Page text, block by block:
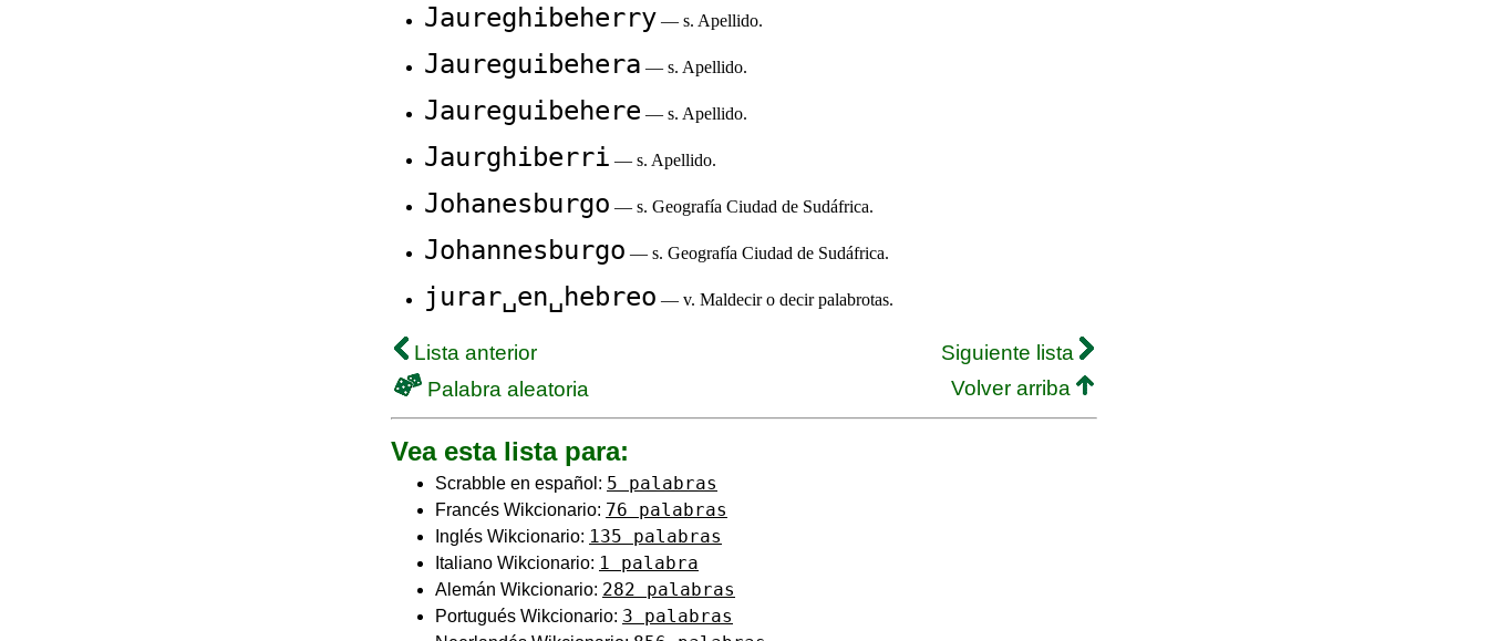
Jaureghibeherry — s. Apellido.
Jaureguibehera — s. Apellido.
Jaureguibehere — s. Apellido.
Jaurghiberri — s. Apellido.
Johanesburgo — s. Geografía Ciudad de Sudáfrica.
Johannesburgo — s. Geografía Ciudad de Sudáfrica.
jurar␣en␣hebreo — v. Maldecir o decir palabrotas.
Lista anterior
Siguiente lista
Palabra aleatoria
Volver arriba
Vea esta lista para:
Scrabble en español: 5 palabras
Francés Wikcionario: 76 palabras
Inglés Wikcionario: 135 palabras
Italiano Wikcionario: 1 palabra
Alemán Wikcionario: 282 palabras
Portugués Wikcionario: 3 palabras